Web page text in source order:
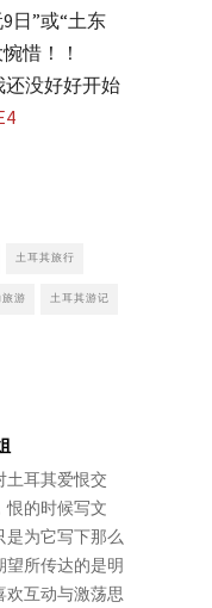
日”或“土东
惜！！
还没好好开始
土耳其旅行
游 土耳其游记
土耳其爱恨交
恨的时候写文
是为它写下那么
望所传达的是明
欢互动与激荡思